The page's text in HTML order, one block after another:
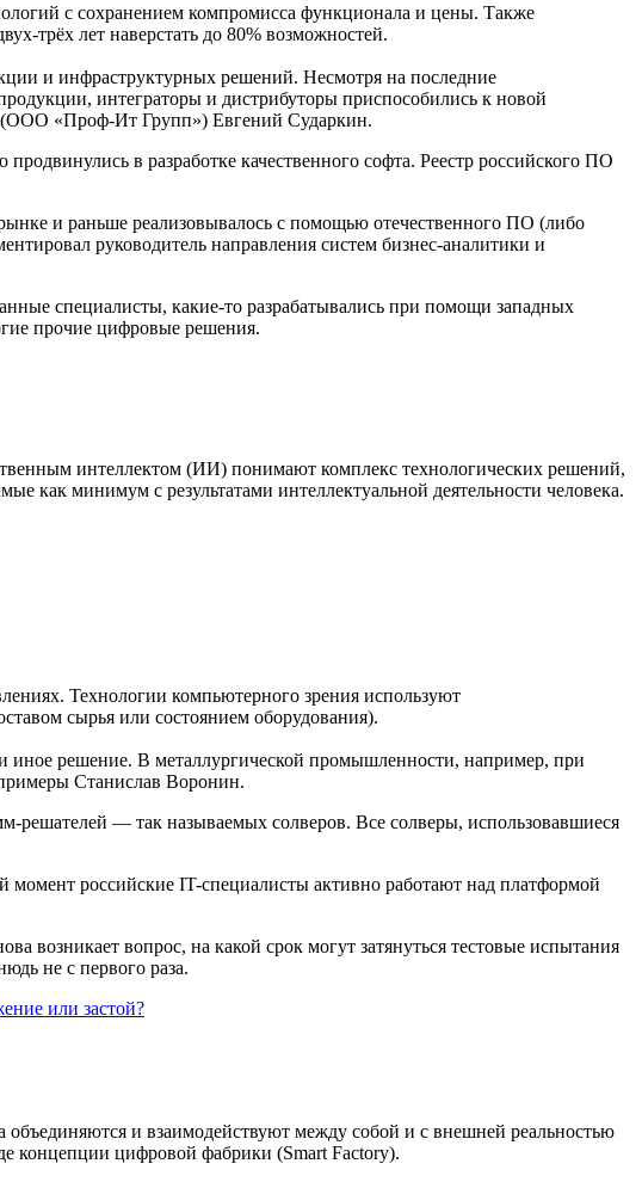
с сохранением компромисса функционала и цены. Также
трёх лет наверстать до 80% возможностей.
и инфраструктурных решений. Несмотря на последние
интеграторы и дистрибуторы приспособились к новой
(ООО «Проф-Ит Групп») Евгений Сударкин.
в разработке качественного софта. Реестр российского ПО
и раньше реализовывалось с помощью отечественного ПО (либо
руководитель направления систем бизнес-аналитики и
специалисты, какие-то разрабатывались при помощи западных
прочие цифровые решения.
интеллектом (ИИ) понимают комплекс технологических решений,
как минимум с результатами интеллектуальной деятельности человека.
Технологии компьютерного зрения используют
сырья или состоянием оборудования).
иное решение. В металлургической промышленности, например, при
Станислав Воронин.
решателей — так называемых солверов. Все солверы, использовавшиеся
момент российские IT-специалисты активно работают над платформой
возникает вопрос, на какой срок могут затянуться тестовые испытания
не с первого раза.
и взаимодействуют между собой и с внешней реальностью
концепции цифровой фабрики (Smart Factory).